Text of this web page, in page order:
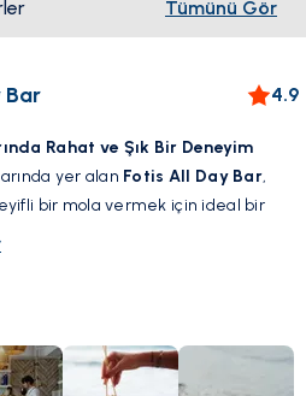
Tümünü Gör
Bar 4.9
Rahat ve Şık Bir Deneyim
yer alan Fotis All Day Bar,
bir mola vermek için ideal bir
atmosferi, ferahlatıcı imza
tadını çıkarmaya, huzurlu bir
esintisiyle el yapımı bir içkinin
İster sakin bir öğleden sonra,
isteyin,
Fotis All Day Bar